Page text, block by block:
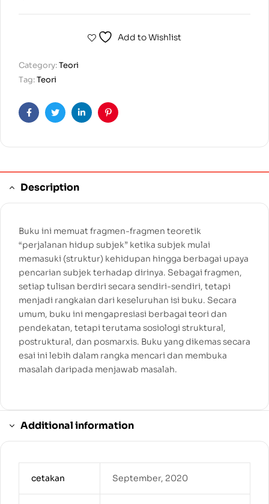
Add to Wishlist
Category:Teori
Tag:Teori
FacebookTwitterLinkedinPinterest
Description
Buku ini memuat fragmen-fragmen teoretik
“perjalanan hidup subjek” ketika subjek mulai
memasuki (struktur) kehidupan hingga berbagai upaya
pencarian subjek terhadap dirinya. Sebagai fragmen,
setiap tulisan berdiri secara sendiri-sendiri, tetapi
menjadi rangkaian dari keseluruhan isi buku. Secara
umum, buku ini mengapresiasi berbagai teori dan
pendekatan, tetapi terutama sosiologi struktural,
postruktural, dan posmarxis. Buku yang dikemas secara
esai ini lebih dalam rangka mencari dan membuka
masalah daripada menjawab masalah.
Additional information
cetakan September, 2020